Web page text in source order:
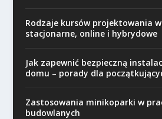
Rodzaje kursów projektowania
stacjonarne, online i hybrydowe
Jak zapewnić bezpieczną
domu – porady dla
Zastosowania minikoparki w
budowlanych